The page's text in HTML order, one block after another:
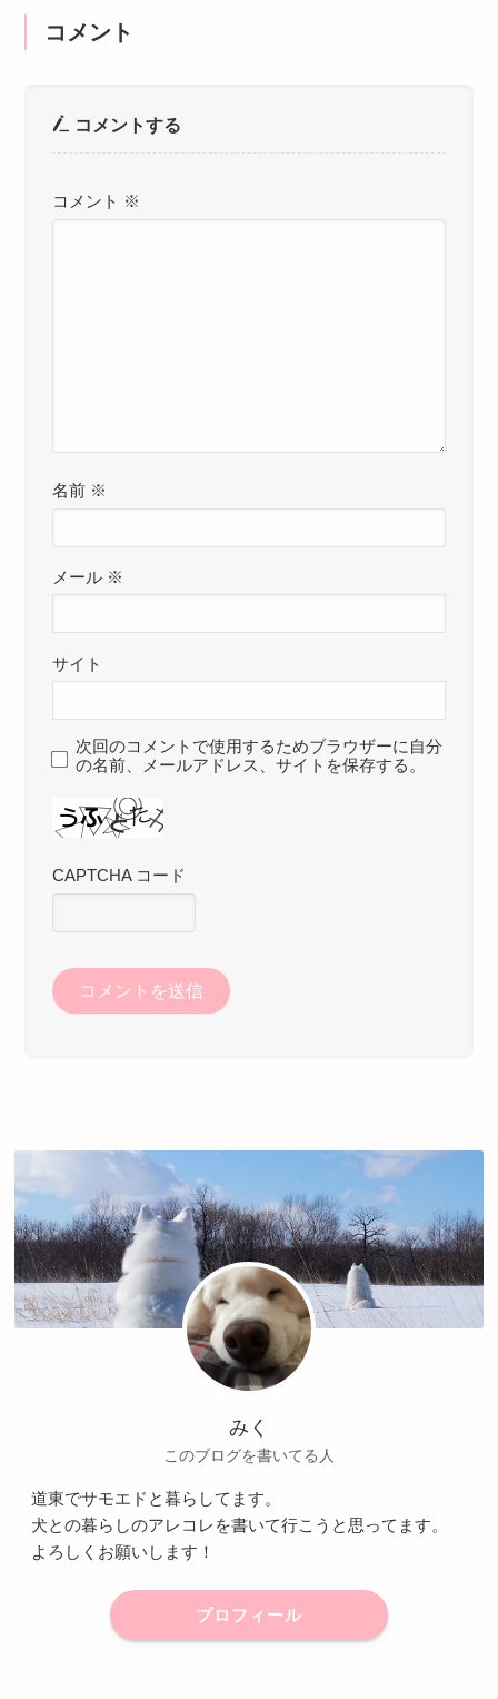
コメント
コメントする
コメント ※
名前 ※
メール ※
サイト
次回のコメントで使用するためブラウザーに自分
の名前、メールアドレス、サイトを保存する。
CAPTCHA コード
みく
このブログを書いてる人
道東でサモエドと暮らしてます。
犬との暮らしのアレコレを書いて行こうと思ってます。
よろしくお願いします！
プロフィール